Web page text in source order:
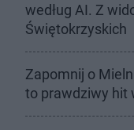
według AI. Z
Świętokrzyskich
Zapomnij o
to prawdziwy hit